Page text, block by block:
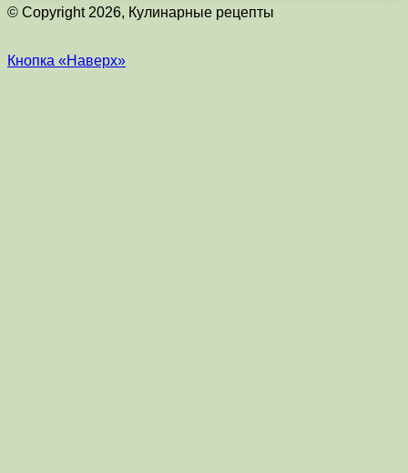
© Copyright 2026, Кулинарные рецепты
Кнопка «Наверх»